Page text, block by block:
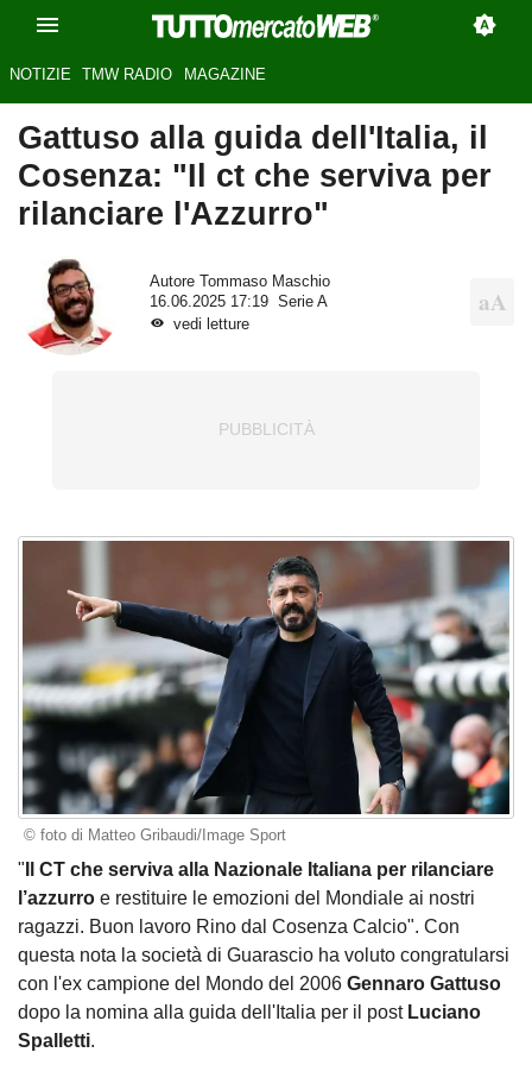
NOTIZIE TMW RADIO MAGAZINE
Gattuso alla guida dell'Italia, il
Cosenza: "Il ct che serviva per
rilanciare l'Azzurro"
Autore
Tommaso Maschio
16.06.2025 17:19
Serie A
vedi letture
© foto di Matteo Gribaudi/Image Sport
" Il CT che serviva alla Nazionale Italiana per rilanciare
l’azzurro e restituire le emozioni del Mondiale ai nostri
ragazzi. Buon lavoro Rino dal Cosenza Calcio". Con
questa nota la società di Guarascio ha voluto congratularsi
con l'ex campione del Mondo del 2006 Gennaro Gattuso
dopo la nomina alla guida dell'Italia per il post Luciano
Spalletti.